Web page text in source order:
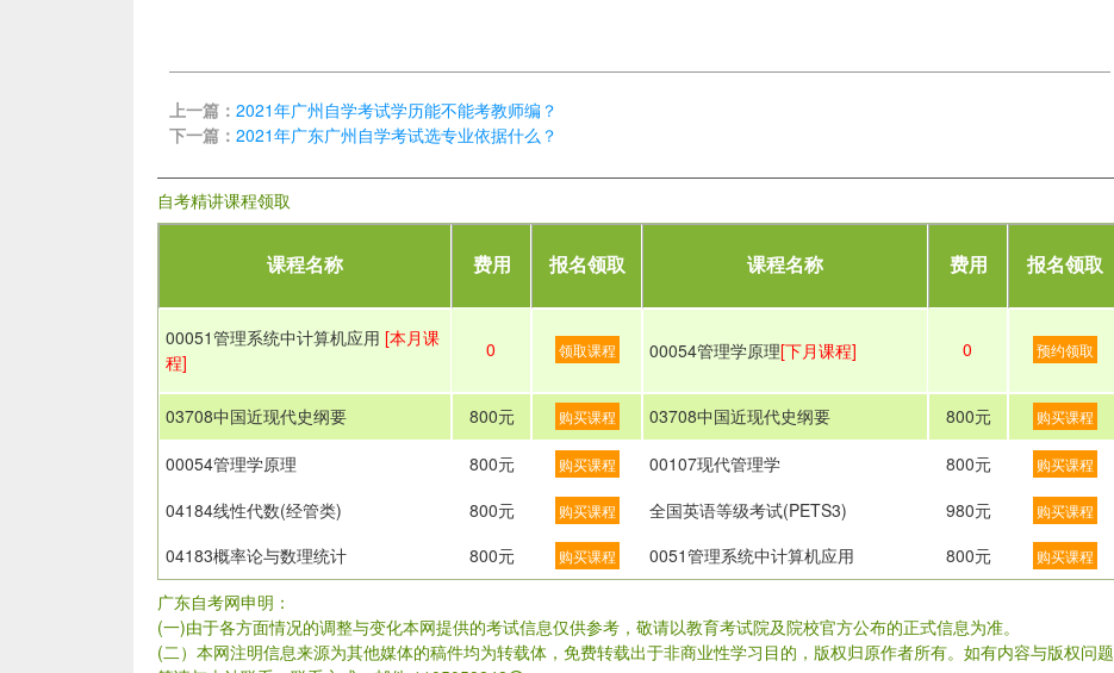
上一篇： 2021年广州自学考试学历能不能考教师编？
下一篇： 2021年广东广州自学考试选专业依据什么？
自考精讲课程领取
课程名称 费用 报名领取 课程名称 费用 报名领取
00051管理系统中计算机应用 [本月课
程]
0 领取课程 00054管理学原理[下月课程] 0 预约领取
03708中国近现代史纲要 800元 购买课程 03708中国近现代史纲要 800元 购买课程
00054管理学原理 800元 购买课程 00107现代管理学 800元 购买课程
04184线性代数(经管类) 800元 购买课程 全国英语等级考试(PETS3) 980元 购买课程
04183概率论与数理统计 800元 购买课程 0051管理系统中计算机应用 800元 购买课程
广东自考网申明：
(一)由于各方面情况的调整与变化本网提供的考试信息仅供参考，敬请以教育考试院及院校官方公布的正式信息为准。
(二）本网注明信息来源为其他媒体的稿件均为转载体，免费转载出于非商业性学习目的，版权归原作者所有。如有内容与版权问题